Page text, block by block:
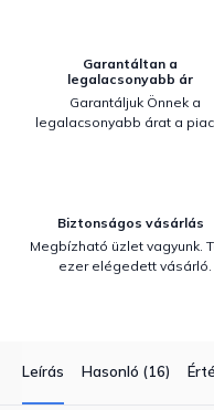
Garantáltan a
legalacsonyabb ár
Garantáljuk Önnek a
legalacsonyabb árat a
Biztonságos vásárlás
Megbízható üzlet vagyunk.
ezer elégedett vásárló.
Leírás Hasonló (16)